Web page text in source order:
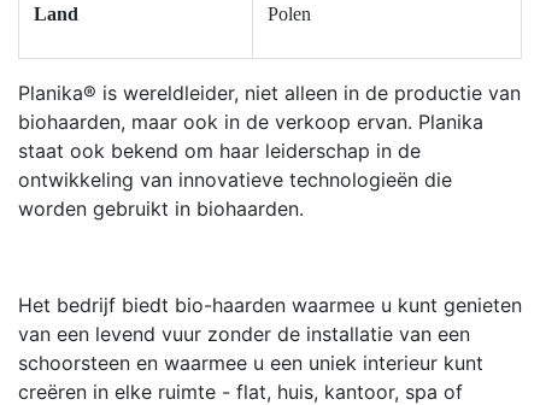
Land Polen
Planika® is wereldleider, niet alleen in de productie van
biohaarden, maar ook in de verkoop ervan. Planika
staat ook bekend om haar leiderschap in de
ontwikkeling van innovatieve technologieën die
worden gebruikt in biohaarden.
Het bedrijf biedt bio-haarden waarmee u kunt genieten
van een levend vuur zonder de installatie van een
schoorsteen en waarmee u een uniek interieur kunt
creëren in elke ruimte - flat, huis, kantoor, spa of